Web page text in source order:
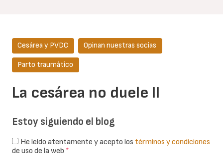
La cesárea no duele II
Cesárea y PVDC Opinan nuestras socias
Parto traumático
Estoy siguiendo el blog
He leído atentamente y acepto los términos y condiciones
de uso de la web *